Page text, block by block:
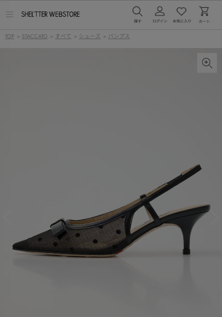
ー
TOP > STACCATO > すべて > シューズ > パンプス